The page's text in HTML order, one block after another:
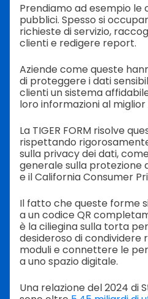
Prendiamo ad esempio le
pubblici. Spesso si
richieste di servizio,
clienti e redigere report.
Aziende come queste
di proteggere i dati
clienti un sistema
loro informazioni al
La TIGER FORM risolve
rispettando
sulla privacy dei dati,
generale sulla protezione
e il California Consumer
Il fatto che queste forme
a un codice QR
è la ciliegina sulla torta
desideroso di
moduli e connettere le
a uno spazio digitale.
Una relazione del 2024 di